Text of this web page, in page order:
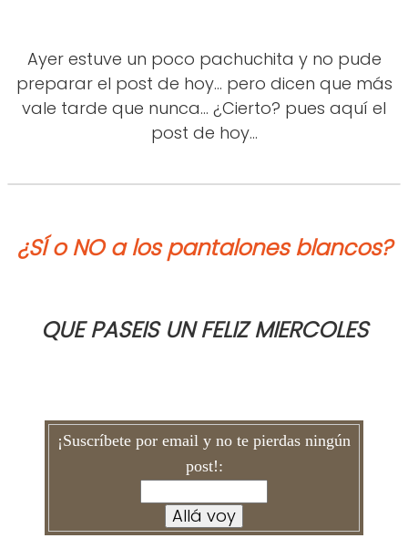
Ayer estuve un poco pachuchita y no pude
preparar el post de hoy... pero dicen que más
vale tarde que nunca... ¿Cierto? pues aquí el
post de hoy...
¿SÍ o NO a los pantalones blancos?
QUE PASEIS UN FELIZ MIERCOLES
¡Suscríbete por email y no te pierdas ningún
post!: